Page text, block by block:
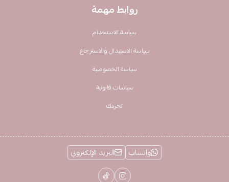
روابط مهمة
سياسة الاستخدام
سياسة الاستبدال والاسترجاع
سياسة الخصوصية
سياسات قانونية
تجربتك
واتساب البريد الإلكتروني